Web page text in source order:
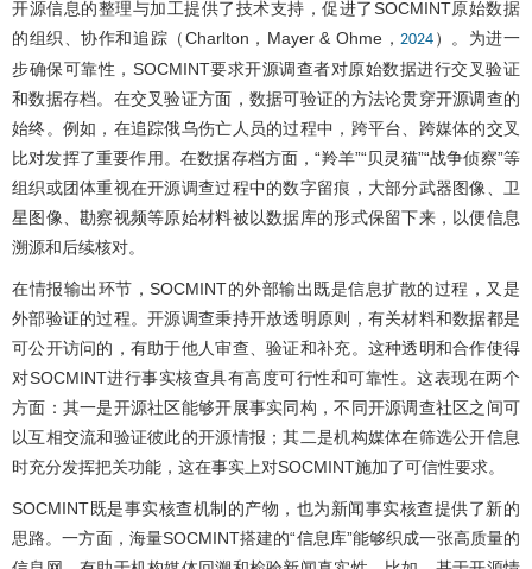
开源信息的整理与加工提供了技术支持，促进了SOCMINT原始数据
的组织、协作和追踪（Charlton，Mayer & Ohme， 2024 ）。为进一
步确保可靠性，SOCMINT要求开源调查者对原始数据进行交叉验证
和数据存档。在交叉验证方面，数据可验证的方法论贯穿开源调查的
始终。例如，在追踪俄乌伤亡人员的过程中，跨平台、跨媒体的交叉
比对发挥了重要作用。在数据存档方面，“羚羊”“贝灵猫”“战争侦察”等
组织或团体重视在开源调查过程中的数字留痕，大部分武器图像、卫
星图像、勘察视频等原始材料被以数据库的形式保留下来，以便信息
溯源和后续核对。
在情报输出环节，SOCMINT的外部输出既是信息扩散的过程，又是
外部验证的过程。开源调查秉持开放透明原则，有关材料和数据都是
可公开访问的，有助于他人审查、验证和补充。这种透明和合作使得
对SOCMINT进行事实核查具有高度可行性和可靠性。这表现在两个
方面：其一是开源社区能够开展事实同构，不同开源调查社区之间可
以互相交流和验证彼此的开源情报；其二是机构媒体在筛选公开信息
时充分发挥把关功能，这在事实上对SOCMINT施加了可信性要求。
SOCMINT既是事实核查机制的产物，也为新闻事实核查提供了新的
思路。一方面，海量SOCMINT搭建的“信息库”能够织成一张高质量的